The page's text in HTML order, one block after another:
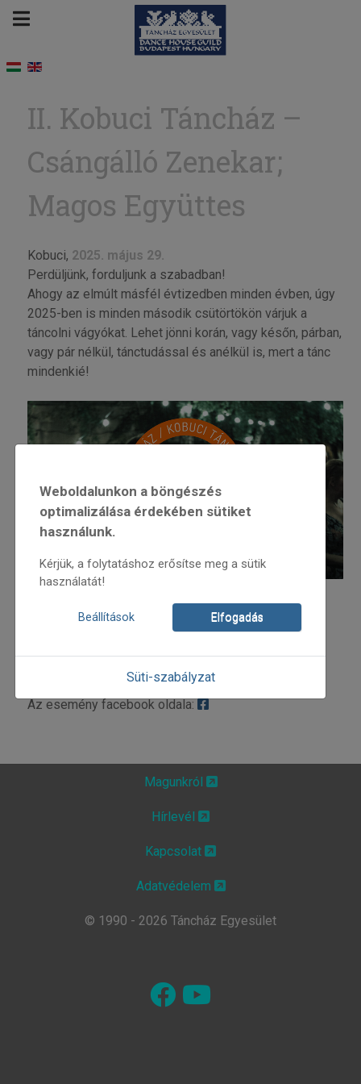
II. Kobuci Táncház –
Csángálló Zenekar;
Magos Együttes
Kobuci, 2025. május 29.
Perdüljünk, forduljunk a szabadban!
Ahogy az elmúlt másfél évtizedben minden évben, úgy
2025-ben is minden második csütörtökön várjuk a
táncolni vágyókat. Lehet jönni korán, vagy későn, párban,
vagy pár nélkül, tánctudással és anélkül is, mert a tánc
mindenkié!
Az esemény facebook oldala:
Weboldalunkon a böngészés
optimalizálása érdekében sütiket
használunk.
Kérjük, a folytatáshoz erősítse meg a sütik
használatát!
Beállítások Elfogadás
Süti-szabályzat
Magunkról
Hírlevél
Kapcsolat
Adatvédelem
© 1990 - 2026 Táncház Egyesület